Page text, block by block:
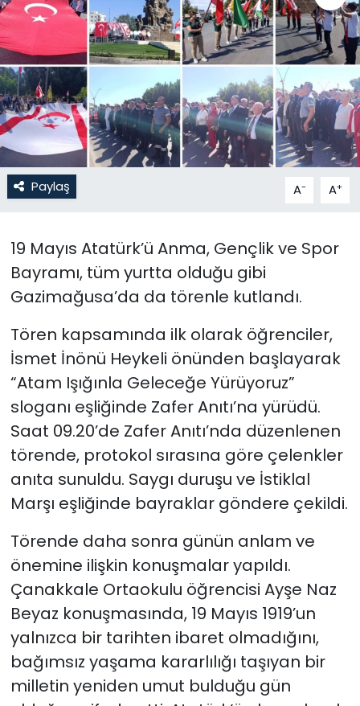
Paylaş A- A+
19 Mayıs Atatürk’ü Anma, Gençlik ve Spor
Bayramı, tüm yurtta olduğu gibi
Gazimağusa’da da törenle kutlandı.
Tören kapsamında ilk olarak öğrenciler,
İsmet İnönü Heykeli önünden başlayarak
“Atam Işığınla Geleceğe Yürüyoruz”
sloganı eşliğinde Zafer Anıtı’na yürüdü.
Saat 09.20’de Zafer Anıtı’nda düzenlenen
törende, protokol sırasına göre çelenkler
anıta sunuldu. Saygı duruşu ve İstiklal
Marşı eşliğinde bayraklar göndere çekildi.
Törende daha sonra günün anlam ve
önemine ilişkin konuşmalar yapıldı.
Çanakkale Ortaokulu öğrencisi Ayşe Naz
Beyaz konuşmasında, 19 Mayıs 1919’un
yalnızca bir tarihten ibaret olmadığını,
bağımsız yaşama kararlılığı taşıyan bir
milletin yeniden umut bulduğu gün
KKTC
KKTC YEREL SEÇİM 2018
Kültür Sanat
Magazin
Moda
Otomobil Dünyası
Politika
SAĞLIK
Spor
Teknoloji
TÜRKiYE
Video Galeri
YAŞAM
Yazarlar